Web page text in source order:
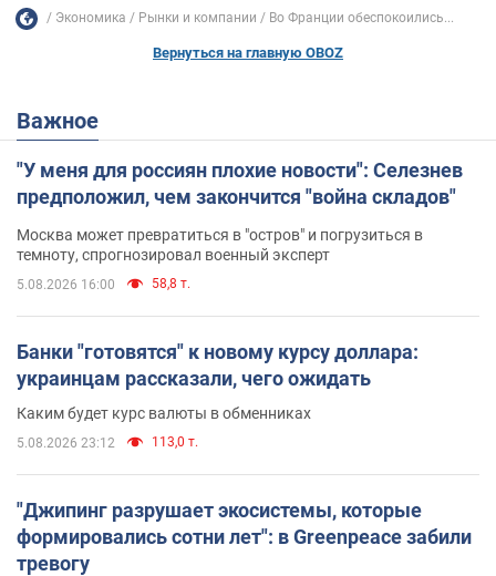
Экономика Рынки и компании Во Франции обеспокоились...
Вернуться на главную OBOZ
Важное
"У меня для россиян плохие новости": Селезнев
предположил, чем закончится "война складов"
Москва может превратиться в "остров" и погрузиться в
темноту, спрогнозировал военный эксперт
5.08.2026 16:00 58,8 т.
Банки "готовятся" к новому курсу доллара:
украинцам рассказали, чего ожидать
Каким будет курс валюты в обменниках
5.08.2026 23:12 113,0 т.
"Джипинг разрушает экосистемы, которые
формировались сотни лет": в Greenpeace забили
тревогу